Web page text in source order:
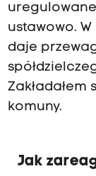
ustawowo.
daje
Zakładałem
komuny.
Jak